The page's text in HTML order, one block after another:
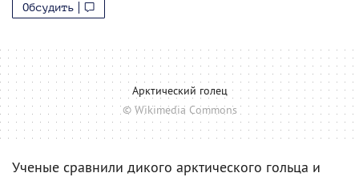
Обсудить
Арктический голец
© Wikimedia Commons
Ученые сравнили дикого арктического гольца и